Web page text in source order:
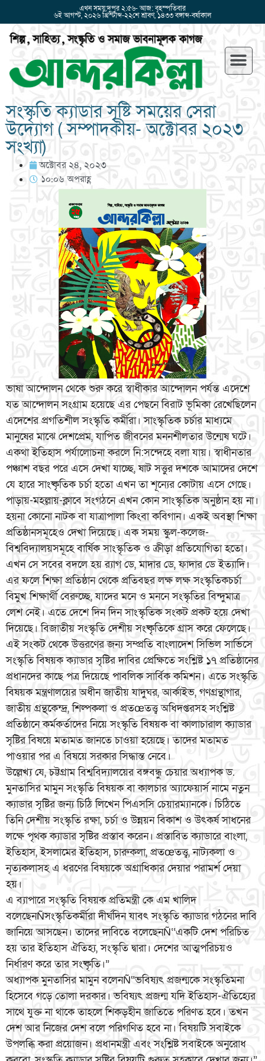
এখন সময়:দুপুর ২:৫৬- আজ: বৃহস্পতিবার
৬ই আগস্ট, ২০২৬ খ্রিস্টাব্দ-২২শে শ্রাবণ, ১৪৩৩ বঙ্গাব্দ-বর্ষাকাল
সংস্কৃতি ক্যাডার সৃষ্টি সময়ের সেরা
উদ্যোগ ( সম্পাদকীয়- অক্টোবর ২০২৩
সংখ্যা)
অক্টোবর ২৪, ২০২৩
১০:০৬ অপরাহ্ণ
ভাষা আন্দোলন থেকে শুরু করে স্বাধীকার আন্দোলন পর্যন্ত এদেশে
যত আন্দোলন সংগ্রাম হয়েছে এর পেছনে বিরাট ভূমিকা রেখেছিলেন
এদেশের প্রগতিশীল সংস্কৃতি কর্মীরা। সাংস্কৃতিক চর্চার মাধ্যমে
মানুষের মাঝে দেশপ্রেম, যাপিত জীবনের মননশীলতার উন্মেষ ঘটে।
একথা ইতিহাস পর্যালোচনা করলে নি:সন্দেহে বলা যায়। স্বাধীনতার
পঞ্চাশ বছর পরে এসে দেখা যাচ্ছে, ষাট সত্তুর দশকে আমাদের দেশে
যে হারে সাংষ্কৃতিক চর্চা হতো এখন তা শূন্যের কোটায় এসে গেছে।
পাড়ায়-মহল্লায়-ক্লাবে সংগঠনে এখন কোন সাংস্কৃতিক অনুষ্ঠান হয় না।
হয়না কোনো নাটক বা যাত্রাপালা কিংবা কবিগান। একই অবস্থা শিক্ষা
প্রতিষ্ঠানসমূহেও দেখা দিয়েছে। এক সময় স্কুল-কলেজ-
বিশ্ববিদ্যালয়সমূহে বার্ষিক সাংস্কৃতিক ও ক্রীড়া প্রতিযোগিতা হতো।
এখন সে সবের বদলে হয় র‌্যাগ ডে, মাদার ডে, ফাদার ডে ইত্যাদি।
এর ফলে শিক্ষা প্রতিষ্ঠান থেকে প্রতিবছর লক্ষ লক্ষ সংস্কৃতিকচর্চা
বিমুখ শিক্ষার্থী বেরুচ্ছে, যাদের মনে ও মননে সংস্কৃতির বিন্দুমাত্র
লেশ নেই। এতে দেশে দিন দিন সাংস্কৃতিক সংকট প্রকট হয়ে দেখা
দিয়েছে। বিজাতীয় সংস্কৃতি দেশীয় সংষ্কৃতিকে গ্রাস করে ফেলেছে।
এই সংকট থেকে উত্তরণের জন্য সম্প্রতি বাংলাদেশ সিভিল সার্ভিসে
সংস্কৃতি বিষয়ক ক্যাডার সৃষ্টির দাবির প্রেক্ষিতে সংশ্লিষ্ট ১৭ প্রতিষ্ঠানের
প্রধানদের কাছে পত্র দিয়েছে পাবলিক সার্বিক কমিশন। এতে সংস্কৃতি
বিষয়ক মন্ত্রণালয়ের অধীন জাতীয় যাদুঘর, আর্কাইভ, গণগ্রন্থাগার,
জাতীয় গ্রন্থকেন্দ্র, শিল্পকলা ও প্রতœতত্ত্ব অধিদপ্তরসহ সংশ্লিষ্ট
প্রতিষ্ঠানে কর্মকর্তাদের নিয়ে সংস্কৃতি বিষয়ক বা কালাচারাল ক্যাডার
সৃষ্টির বিষয়ে মতামত জানতে চাওয়া হয়েছে। তাদের মতামত
পাওয়ার পর এ বিষয়ে সরকার সিদ্ধান্ত নেবে।
উল্লেখ্য যে, চট্টগ্রাম বিশ্ববিদ্যালয়ের বঙ্গবন্ধু চেয়ার অধ্যাপক ড.
মুনতাসির মামুন সংস্কৃতি বিষয়ক বা কালচার অ্যাফেয়ার্স নামে নতুন
ক্যাডার সৃষ্টির জন্য চিঠি লিখেন পিএসসি চেয়ারম্যানকে। চিঠিতে
তিনি দেশীয় সংস্কৃতি রক্ষা, চর্চা ও উন্নয়ন বিকাশ ও উৎকর্ষ সাধনের
লক্ষে পৃথক ক্যাডার সৃষ্টির প্রস্তাব করেন। প্রস্তাবিত ক্যাডারে বাংলা,
ইতিহাস, ইসলামের ইতিহাস, চারুকলা, প্রতœতত্ত্ব, নাট্যকলা ও
নৃত্যকলাসহ এ ধরণের বিষয়কে অগ্রাধিকার দেয়ার পরামর্শ দেয়া
হয়।
এ ব্যাপারে সংস্কৃতি বিষয়ক প্রতিমন্ত্রী কে এম খালিদ
বলেছেনÑসংস্কৃতিকর্মীরা দীর্ঘদিন যাবৎ সংস্কৃতি ক্যাডার গঠনের দাবি
জানিয়ে আসছেন। তাদের দাবিতে বলেছেনÑ‘‘একটি দেশ পরিচিত
হয় তার ইতিহাস ঐতিহ্য, সংস্কৃতি দ্বারা। দেশের আত্মপরিচয়ও
নির্ধারণ করে তার সংষ্কৃতি।”
অধ্যাপক মুনতাসির মামুন বলেনÑ“ভবিষ্যৎ প্রজন্মকে সংস্কৃতিমনা
হিসেবে গড়ে তোলা দরকার। ভবিষ্যৎ প্রজন্ম যদি ইতিহাস-ঐতিহ্যের
সাথে যুক্ত না থাকে তাহলে শিকড়হীন জাতিতে পরিণত হবে। তখন
দেশ আর নিজের দেশ বলে পরিগণিত হবে না। বিষয়টি সবাইকে
উপলব্ধি করা প্রয়োজন। প্রধানমন্ত্রী এবং সংশ্লিষ্ট সবাইকে অনুরোধ